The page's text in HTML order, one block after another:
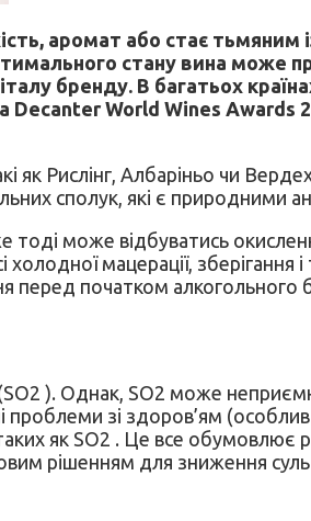
аромат або стає тьмяним
стану вина може
бренду. В багатьох
Decanter World Wines Awards
як Рислінг, Албаріньо чи
сполук, які є природними
тоді може відбуватись
мацерації,
перед початком алкогольного
(SO2 ). Однак, SO2 може
зі здоров’ям (особливо
як SO2 . Це все обумовлює
рішенням для зниження